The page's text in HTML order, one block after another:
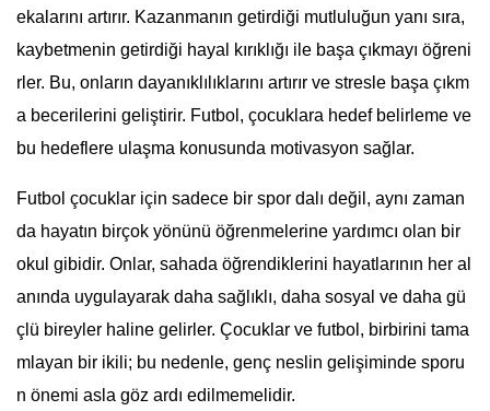
ekalarını artırır. Kazanmanın getirdiği mutluluğun yanı sıra,
kaybetmenin getirdiği hayal kırıklığı ile başa çıkmayı öğreni
rler. Bu, onların dayanıklılıklarını artırır ve stresle başa çıkm
a becerilerini geliştirir. Futbol, çocuklara hedef belirleme ve
bu hedeflere ulaşma konusunda motivasyon sağlar.
Futbol çocuklar için sadece bir spor dalı değil, aynı zaman
da hayatın birçok yönünü öğrenmelerine yardımcı olan bir
okul gibidir. Onlar, sahada öğrendiklerini hayatlarının her al
anında uygulayarak daha sağlıklı, daha sosyal ve daha gü
çlü bireyler haline gelirler. Çocuklar ve futbol, birbirini tama
mlayan bir ikili; bu nedenle, genç neslin gelişiminde sporu
n önemi asla göz ardı edilmemelidir.